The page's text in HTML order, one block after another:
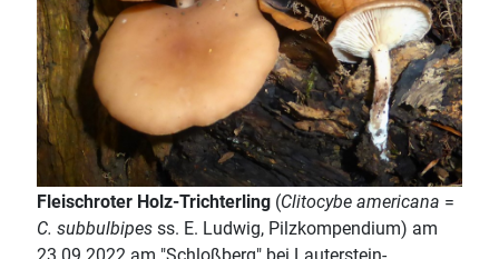
Fleischroter Holz-Trichterling (Clitocybe americana =
C. subbulbipes ss. E. Ludwig, Pilzkompendium) am